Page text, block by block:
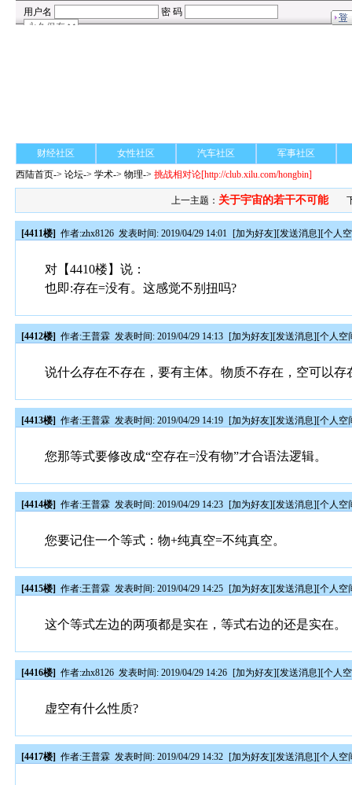
财经社区 女性社区 汽车社区
军事社区
西陆首页->论坛->学术-> 物理->挑战相对论[http://club.xilu.com/hongbin]
上一主题： 关于宇宙的若干不可能
[4411楼] 作者:zhx8126 发表时间: 2019/04/29 14:01 [加为好友][发送消息][个人
对【4410楼】说：
也即:存在=没有。这感觉不别扭吗?
[4412楼] 作者:王普霖 发表时间: 2019/04/29 14:13 [加为好友][发送消息][个人空
说什么存在不存在，要有主体。物质不存在，空可以存
[4413楼] 作者:王普霖 发表时间: 2019/04/29 14:19 [加为好友][发送消息][个人空
您那等式要修改成“空存在=没有物”才合语法逻辑。
[4414楼] 作者:王普霖 发表时间: 2019/04/29 14:23 [加为好友][发送消息][个人空
您要记住一个等式：物+纯真空=不纯真空。
[4415楼] 作者:王普霖 发表时间: 2019/04/29 14:25 [加为好友][发送消息][个人空
这个等式左边的两项都是实在，等式右边的还是实在。
[4416楼] 作者:zhx8126 发表时间: 2019/04/29 14:26 [加为好友][发送消息][个人
虚空有什么性质?
[4417楼] 作者:王普霖 发表时间: 2019/04/29 14:32 [加为好友][发送消息][个人空